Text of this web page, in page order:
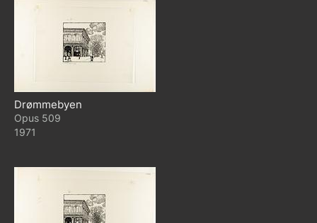
Drømmebyen
509
1971